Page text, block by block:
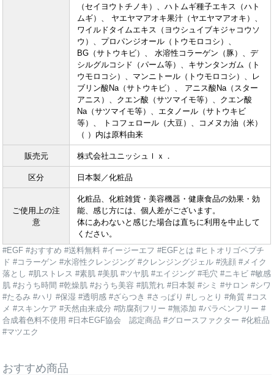
（セイヨウトチノキ）、ハトムギ種子エキス（ハト
ムギ）、 ヤエヤマアオキ果汁（ヤエヤマアオキ）、
ワイルドタイムエキス（ヨウシュイブキジャコウソ
ウ）、プロパンジオール（トウモロコシ）、
BG（サトウキビ）、 水溶性コラーゲン（豚）、デ
シルグルコシド（パーム等）、キサンタンガム（ト
ウモロコシ）、マンニトール（トウモロコシ）、レ
ブリン酸Na（サトウキビ）、 アニス酸Na（スター
アニス）、クエン酸（サツマイモ等）、クエン酸
Na（サツマイモ等）、エタノール（サトウキビ
等）、 トコフェロール（大豆）、コメヌカ油（米）
（ ）内は原料由来
販売元 株式会社ユニッシュｌｘ．
区分 日本製／化粧品
ご使用上の注
意
化粧品、化粧雑貨・美容機器・健康食品の効果・効
能、感じ方には、個人差がございます。
体にあわないと感じた場合は直ちに利用を中止して
ください。
#EGF #おすすめ #送料無料 #イージーエフ #EGFとは #ヒトオリゴペプチ
ド #コラーゲン #水溶性クレンジング #クレンジングジェル #洗顔 #メイク
落とし #肌ストレス #素肌 #美肌 #ツヤ肌 #エイジング #毛穴 #ニキビ #敏感
肌 #おうち時間 #乾燥肌 #おうち美容 #肌荒れ #日本製 #シミ #サロン #シワ
#たるみ #ハリ #保湿 #透明感 #ざらつき #さっぱり #しっとり #角質 #コス
メ #スキンケア #天然由来成分 #防腐剤フリー #無添加 #パラベンフリー #
合成着色料不使用 #日本EGF協会 認定商品 #グロースファクター #化粧品
#マツエク
おすすめ商品